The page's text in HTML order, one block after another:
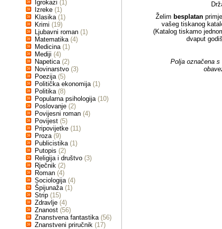
Igrokazi (1)
Izreke (1)
Klasika (1)
Krimi (19)
Ljubavni roman (1)
Matematika (4)
Medicina (1)
Mediji (4)
Napetica (2)
Novinarstvo (3)
Poezija (5)
Politička ekonomija (1)
Politika (8)
Popularna psihologija (10)
Poslovanje (2)
Povijesni roman (4)
Povijest (5)
Pripovijetke (11)
Proza (9)
Publicistika (1)
Putopis (2)
Religija i društvo (3)
Rječnik (2)
Roman (4)
Sociologija (4)
Špijunaža (1)
Strip (15)
Zdravlje (4)
Znanost (56)
Znanstvena fantastika (56)
Znanstveni priručnik (17)
Želim besplatan
vašeg tiskanog
(Katalog tiskamo
dvaput
Polja označena s